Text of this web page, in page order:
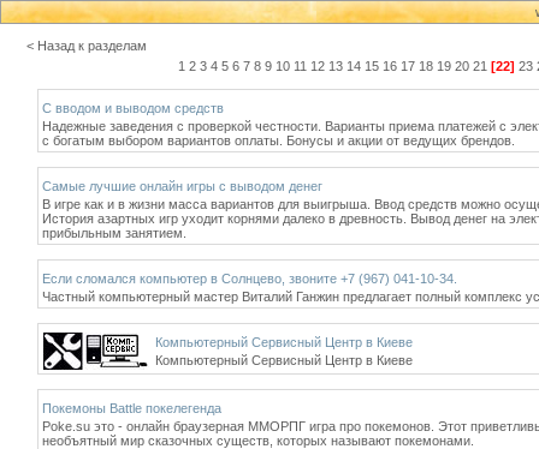
< Назад к разделам
1 2 3 4 5 6 7 8 9 10 11 12 13 14 15 16 17 18 19 20 21 [22] 23
С вводом и выводом средств
Надежные заведения с проверкой честности. Варианты приема платежей с
с богатым выбором вариантов оплаты. Бонусы и акции от ведущих брендов.
Самые лучшие онлайн игры с выводом денег
В игре как и в жизни масса вариантов для выигрыша. Ввод средств можно
История азартных игр уходит корнями далеко в древность. Вывод денег на
прибыльным занятием.
Если сломался компьютер в Солнцево, звоните +7 (967) 041-10-34.
Частный компьютерный мастер Виталий Ганжин предлагает полный комплекс
Компьютерный Cервисный Центр в Киеве
Компьютерный Cервисный Центр в Киеве
Покемоны Battle покелегенда
Poke.su это - онлайн браузерная ММОРПГ игра про покемонов. Этот
необъятный мир сказочных существ, которых называют покемонами.